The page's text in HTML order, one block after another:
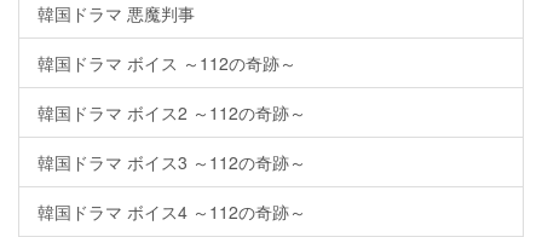
韓国ドラマ 悪魔判事
韓国ドラマ ボイス ～112の奇跡～
韓国ドラマ ボイス2 ～112の奇跡～
韓国ドラマ ボイス3 ～112の奇跡～
韓国ドラマ ボイス4 ～112の奇跡～